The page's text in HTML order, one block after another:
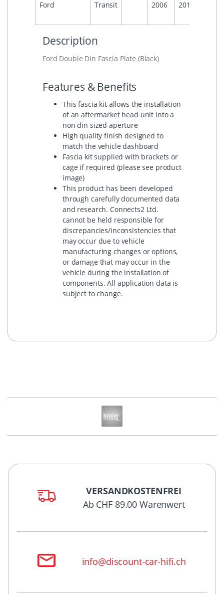
Ford Transit 2006 2013
Description
Ford Double Din Fascia Plate (Black)
Features & Benefits
This fascia kit allows the installation
of an aftermarket head unit into a
non din sized aperture
High quality finish designed to
match the vehicle dashboard
Fascia kit supplied with brackets or
cage if required (please see product
image)
This product has been developed
through carefully documented data
and research. Connects2 Ltd.
cannot be held responsible for
discrepancies/inconsistencies that
may occur due to vehicle
manufacturing changes or options,
or damage that may occur in the
vehicle during the installation of
components. All application data is
subject to change.
VERSANDKOSTENFREI
Ab CHF 89.00 Warenwert
info@discount-car-hifi.ch